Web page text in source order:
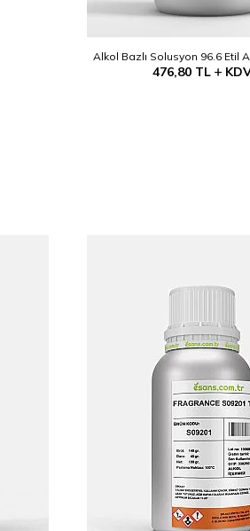
Alkol Bazlı Solusyon 96.6 Etil
476,80TL